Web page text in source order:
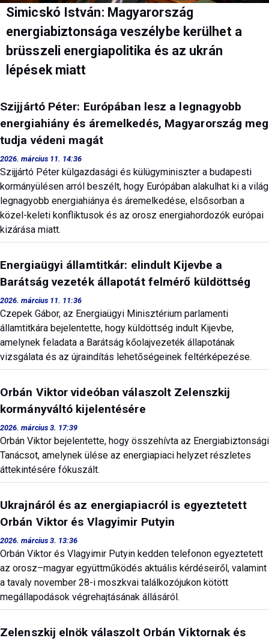
Simicskó István: Magyarország
energiabiztonsága veszélybe kerülhet a
brüsszeli energiapolitika és az ukrán
lépések miatt
Szijjártó Péter: Európában lesz a legnagyobb
energiahiány és áremelkedés, Magyarország meg
tudja védeni magát
2026. március 11. 14:36
Szijjártó Péter külgazdasági és külügyminiszter a budapesti
kormányülésen arról beszélt, hogy Európában alakulhat ki a világ
legnagyobb energiahiánya és áremelkedése, elsősorban a
közel-keleti konfliktusok és az orosz energiahordozók európai
kizárása miatt.
Energiaügyi államtitkár: elindult Kijevbe a
Barátság vezeték állapotát felmérő küldöttség
2026. március 11. 11:36
Czepek Gábor, az Energiaügyi Minisztérium parlamenti
államtitkára bejelentette, hogy küldöttség indult Kijevbe,
amelynek feladata a Barátság kőolajvezeték állapotának
vizsgálata és az újraindítás lehetőségeinek feltérképezése.
Orbán Viktor videóban válaszolt Zelenszkij
kormányváltó kijelentésére
2026. március 3. 17:39
Orbán Viktor bejelentette, hogy összehívta az Energiabiztonsági
Tanácsot, amelynek ülése az energiapiaci helyzet részletes
áttekintésére fókuszált.
Ukrajnáról és az energiapiacról is egyeztetett
Orbán Viktor és Vlagyimir Putyin
2026. március 3. 13:36
Orbán Viktor és Vlagyimir Putyin kedden telefonon egyeztetett
az orosz–magyar együttműködés aktuális kérdéseiről, valamint
a tavaly november 28-i moszkvai találkozójukon kötött
megállapodások végrehajtásának állásáról.
Zelenszkij elnök válaszolt Orbán Viktornak és